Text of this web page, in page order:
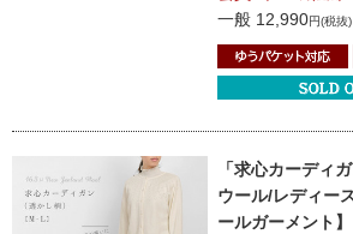
一般 12,990円(税抜)
「求心カーディ
ウール/レディー
ールガーメント】